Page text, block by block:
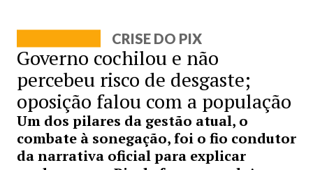
CRISE DO PIX
Governo cochilou e não
percebeu risco de desgaste;
oposição falou com a população
Um dos pilares da gestão atual, o
combate à sonegação, foi o fio condutor
da narrativa oficial para explicar